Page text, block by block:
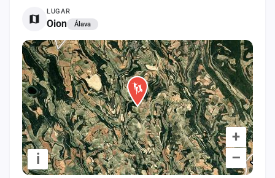
LUGAR
Oion Álava
+
–
i
Administración
Contacto